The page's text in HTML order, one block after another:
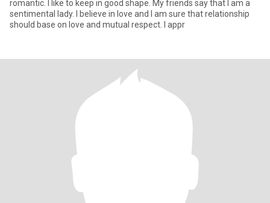
romantic. I like to keep in good shape. My friends say that I am a
sentimental lady. I believe in love and I am sure that relationship
should base on love and mutual respect. I appr